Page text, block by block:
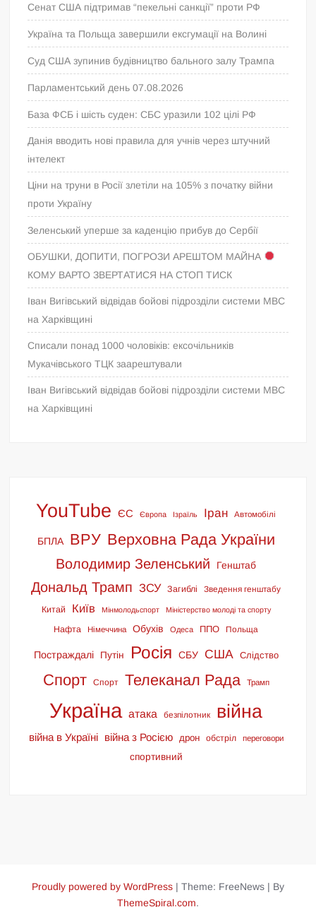
Сенат США підтримав “пекельні санкції” проти РФ
Україна та Польща завершили ексгумації на Волині
Суд США зупинив будівництво бального залу Трампа
Парламентський день 07.08.2026
База ФСБ і шість суден: СБС уразили 102 цілі РФ
Данія вводить нові правила для учнів через штучний
інтелект
Ціни на труни в Росії злетіли на 105% з початку війни
проти Україну
Зеленський уперше за каденцію прибув до Сербії
ОБУШКИ, ДОПИТИ, ПОГРОЗИ АРЕШТОМ МАЙНА
КОМУ ВАРТО ЗВЕРТАТИСЯ НА СТОП ТИСК
Іван Вигівський відвідав бойові підрозділи системи МВС
на Харківщині
Списали понад 1000 чоловіків: ексочільників
Мукачівського ТЦК заарештували
Іван Вигівський відвідав бойові підрозділи системи МВС
на Харківщині
YouTube ЄС Європа Ізраїль Іран Автомобілі
БПЛА ВРУ Верховна Рада України
Володимир Зеленський Генштаб
Дональд Трамп ЗСУ Загиблі Зведення генштабу
Китай Київ Мінмолодьспорт Міністерство молоді та спорту
Нафта Німеччина Обухів Одеса ППО Польща
Постраждалі Путін Росія СБУ США Слідство
Спорт Спорт Телеканал Рада Трамп
Україна атака безпілотник війна
війна в Україні війна з Росією дрон обстріл переговори
спортивний
Proudly powered by WordPress | Theme: FreeNews | By
ThemeSpiral.com.